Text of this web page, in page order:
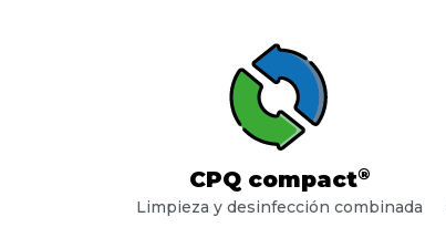
CPQ compact®
Limpieza y desinfección combinada